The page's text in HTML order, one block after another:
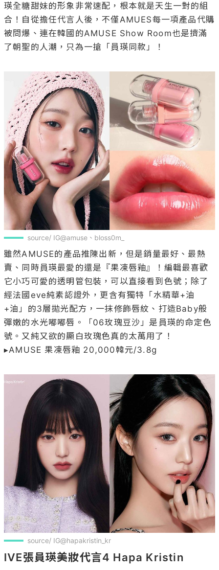
瑛全糖甜妹的形象非常速配，根本就是天生一對的組
合！自從擔任代言人後，不僅AMUES每一項產品代購
被問爆、連在韓國的AMUSE Show Room也是擠滿
了朝聖的人潮，只為一搶「員瑛同款」！
source/ IG@amuse、bloss0m_
雖然AMUSE的產品推陳出新，但是銷量最好、最熱
賣、同時員瑛最愛的還是『果凍唇釉』！編輯最喜歡
它小巧可愛的透明管包裝，可以直接看到色號；除了
經法國eve純素認證外，更含有獨特「水精華+油
+油」的3層拋光配方，一抹修飾唇紋、打造Baby般
彈嫩的水光嘟嘟唇。「06玫瑰豆沙」是員瑛的命定色
號。又純又欲的顯白玫瑰色真的太萬用了！
▸AMUSE 果凍唇釉 20,000韓元/3.8g
source/ IG@hapakristin_kr
IVE張員瑛美妝代言4 Hapa Kristin